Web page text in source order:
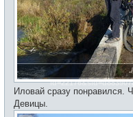
Иловай сразу понравился.
Девицы.